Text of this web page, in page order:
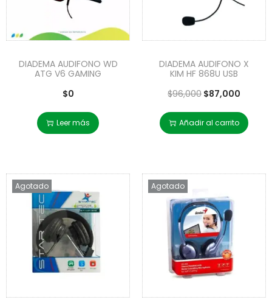
DIADEMA AUDIFONO WD
ATG V6 GAMING
$0
Leer más
DIADEMA AUDIFONO X
KIM HF 868U USB
$96,000 $87,000
Añadir al carrito
Agotado Agotado